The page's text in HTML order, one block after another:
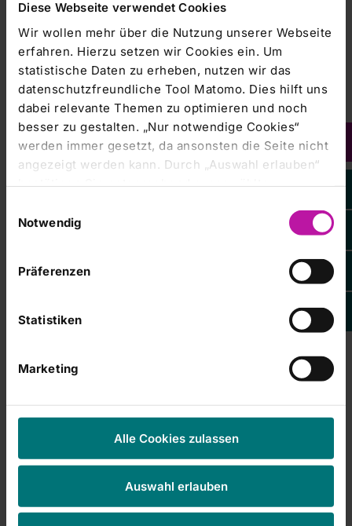
Diese Webseite verwendet Cookies
Wir wollen mehr über die Nutzung unserer Webseite
erfahren. Hierzu setzen wir Cookies ein. Um
statistische Daten zu erheben, nutzen wir das
datenschutzfreundliche Tool Matomo. Dies hilft uns
dabei relevante Themen zu optimieren und noch
besser zu gestalten. „Nur notwendige Cookies“
werden immer gesetzt, da ansonsten die Seite nicht
angezeigt werden kann. Durch „Auswahl erlauben“
bestätigen Sie entsprechend ausgewählte
erlauben Sie alle eingesetzten Cookies. Sie können
Ihre
Einstellungen anpassen. Weitere Informationen
finden Sie auch in unserer
Datenschutzerklärung
Notwendig
Präferenzen
Statistiken
Marketing
Alle Cookies zulassen
Auswahl erlauben
Gespräch!
Nutzen Sie gerne auch unser Expertenverzeichnis
oder den Körperkompass.
WICHTIGER HINWEIS
Sie für Ihre Initiativbewerbung unser
bitte folgendes
Hier finden Sie unsereDatenschutzinformationen
*Pflichtfeld